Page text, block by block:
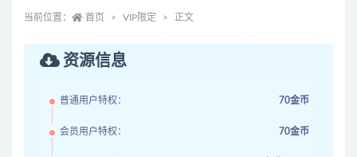
当前位置： 首页 VIP限定 正文
资源信息
普通用户特权： 70金币
会员用户特权： 70金币